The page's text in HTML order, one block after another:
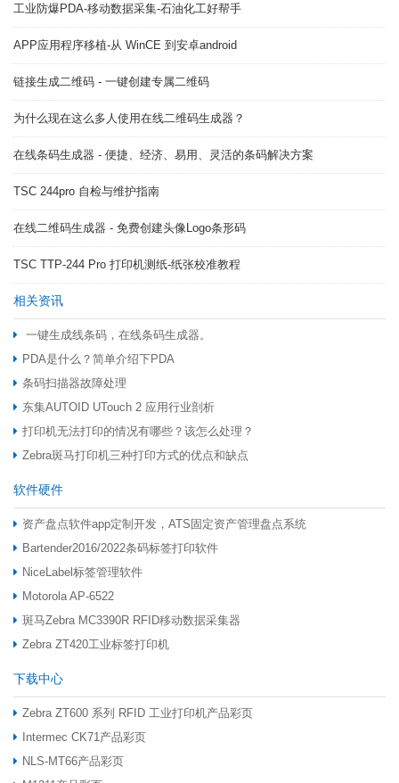
工业防爆PDA-移动数据采集-石油化工好帮手
APP应用程序移植-从 WinCE 到安卓android
链接生成二维码 - 一键创建专属二维码
为什么现在这么多人使用在线二维码生成器？
在线条码生成器 - 便捷、经济、易用、灵活的条码解决方案
TSC 244pro 自检与维护指南
在线二维码生成器 - 免费创建头像Logo条形码
TSC TTP-244 Pro 打印机测纸-纸张校准教程
相关资讯
一键生成线条码，在线条码生成器。
PDA是什么？简单介绍下PDA
条码扫描器故障处理
东集AUTOID UTouch 2 应用行业剖析
打印机无法打印的情况有哪些？该怎么处理？
Zebra斑马打印机三种打印方式的优点和缺点
软件硬件
资产盘点软件app定制开发，ATS固定资产管理盘点系统
Bartender2016/2022条码标签打印软件
NiceLabel标签管理软件
Motorola AP-6522
斑马Zebra MC3390R RFID移动数据采集器
Zebra ZT420工业标签打印机
下载中心
Zebra ZT600 系列 RFID 工业打印机产品彩页
Intermec CK71产品彩页
NLS-MT66产品彩页